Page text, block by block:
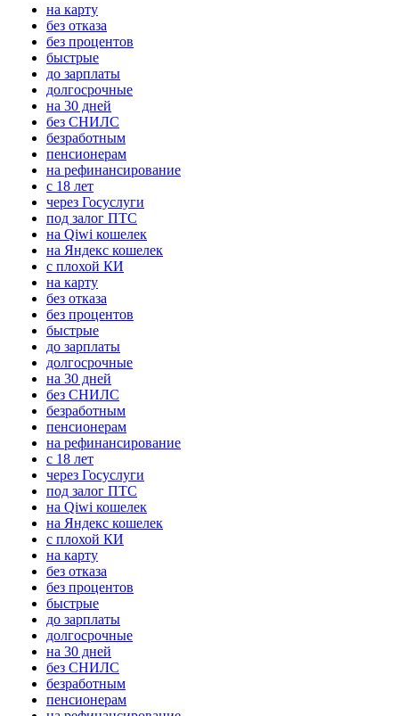
на карту
без отказа
без процентов
быстрые
до зарплаты
долгосрочные
на 30 дней
без СНИЛС
безработным
пенсионерам
на рефинансирование
с 18 лет
через Госуслуги
под залог ПТС
на Qiwi кошелек
на Яндекс кошелек
с плохой КИ
на карту
без отказа
без процентов
быстрые
до зарплаты
долгосрочные
на 30 дней
без СНИЛС
безработным
пенсионерам
на рефинансирование
с 18 лет
через Госуслуги
под залог ПТС
на Qiwi кошелек
на Яндекс кошелек
с плохой КИ
на карту
без отказа
без процентов
быстрые
до зарплаты
долгосрочные
на 30 дней
без СНИЛС
безработным
пенсионерам